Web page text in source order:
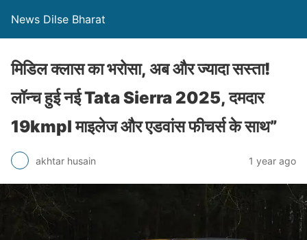
News Dilse Bharat
मिडिल क्लास का भरोसा, अब और ज्यादा सस्ता!
लॉन्च हुई नई Tata Sierra 2025, दमदार
19kmpl माइलेज और एडवांस फीचर्स के साथ”
akhtar husain 1 year ago